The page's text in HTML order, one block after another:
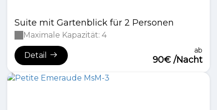
Suite mit Gartenblick für 2 Personen
Maximale Kapazität: 4
Detail
ab
90€ /Nacht